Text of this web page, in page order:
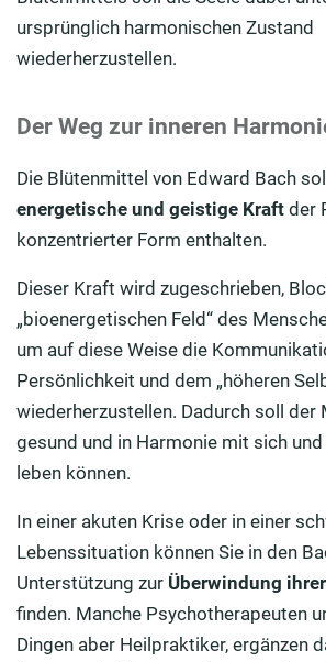
ursprünglich harmonischen Zustand
wiederherzustellen.
Der Weg zur inneren
Die Blütenmittel von Edward Bach
energetische und geistige Kraft der
konzentrierter Form enthalten.
Dieser Kraft wird zugeschrieben,
„bioenergetischen Feld“ des
um auf diese Weise die
Persönlichkeit und dem „höheren
wiederherzustellen. Dadurch soll der
gesund und in Harmonie mit sich
leben können.
In einer akuten Krise oder in einer
Lebenssituation können Sie in den
Unterstützung zur Überwindung
finden. Manche Psychotherapeuten
Dingen aber Heilpraktiker, ergänzen